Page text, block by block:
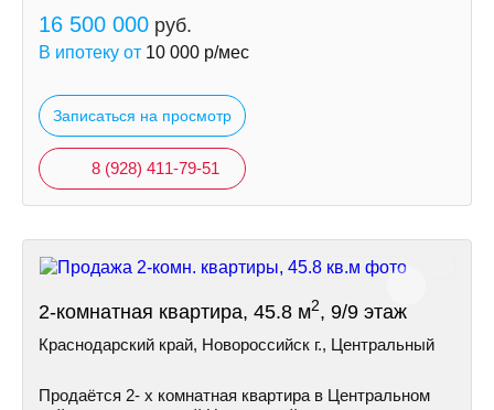
16 500 000 руб.
В ипотеку от 10 000 р/мес
Записаться на просмотр
8 (928) 411-79-51
2-комнатная квартира, 45.8 м2, 9/9 этаж
Краснодарский край, Новороссийск г., Центральный
Продаётся 2- х комнатная квартира в Центральном